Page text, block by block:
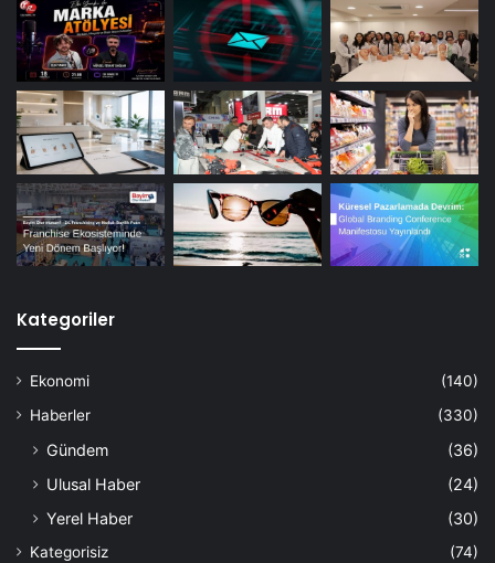
Kategoriler
Ekonomi
(140)
Haberler
(330)
Gündem
(36)
Ulusal Haber
(24)
Yerel Haber
(30)
Kategorisiz
(74)